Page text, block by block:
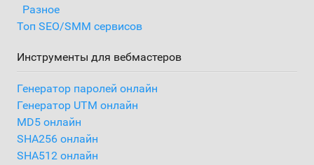
Разное
Топ SEO/SMM сервисов
Инструменты для вебмастеров
Генератор паролей онлайн
Генератор UTM онлайн
MD5 онлайн
SHA256 онлайн
SHA512 онлайн